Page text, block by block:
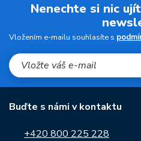
Nenechte si nic
Vložením e-mailu souhlasíte s
Buďte s námi v kontaktu
+420 800 225 228